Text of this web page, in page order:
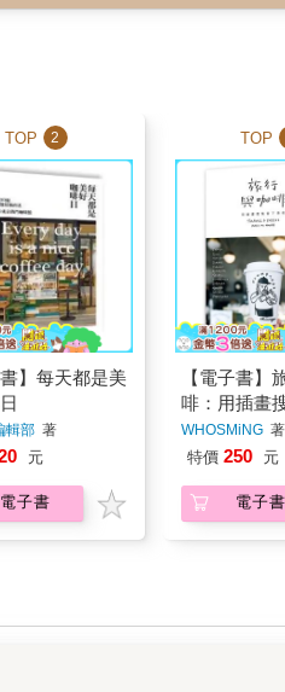
TOP 2
書】每天都是美
輯部著
元
電子書
TOP
【電子書】
啡：用插畫
好
WHOSMiNG著
特價 250 元
電子書